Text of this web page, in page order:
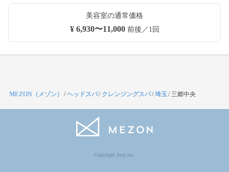
美容室の通常価格
¥ 6,930〜11,000前後／1回
MEZON（メゾン） /ヘッドスパ/ クレンジングスパ/埼玉/三郷中央
Copyright Jocy inc.